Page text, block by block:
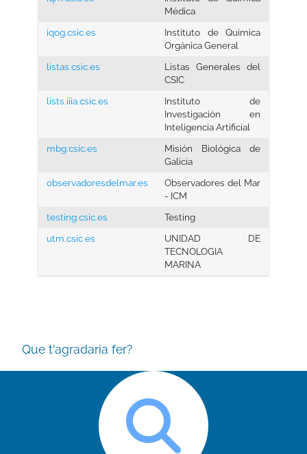
Médica
iqog.csic.es
Instituto de Química
Orgánica General
listas.csic.es
Listas Generales del
CSIC
lists.iiia.csic.es
Instituto de
Investigación en
Inteligencia Artificial
mbg.csic.es
Misión Biológica de
Galicia
observadoresdelmar.es
Observadores del Mar
- ICM
testing.csic.es
Testing
utm.csic.es
UNIDAD DE
TECNOLOGIA
MARINA
Que t'agradaria fer?